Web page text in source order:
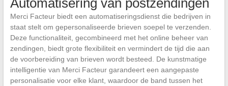
Merci Facteur biedt een automatiseringsdienst die bedrijven in
staat stelt om gepersonaliseerde brieven soepel te verzenden.
Deze functionaliteit, gecombineerd met het online beheer van
zendingen, biedt grote flexibiliteit en vermindert de tijd die aan
de voorbereiding van brieven wordt besteed. De kunstmatige
intelligentie van Merci Facteur garandeert een aangepaste
personalisatie voor elke klant, waardoor de band tussen het